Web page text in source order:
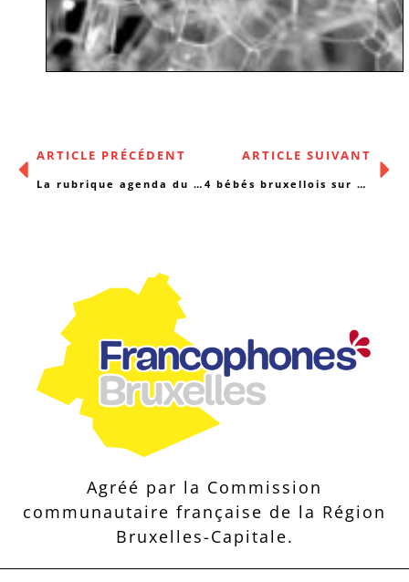
ARTICLE PRÉCÉDENT
La rubrique agenda du 6/02/2017
ARTICLE SUIVANT
4 bébés bruxellois sur 10 naissent dans la misère
Agréé par la Commission
communautaire française de la Région
Bruxelles-Capitale.